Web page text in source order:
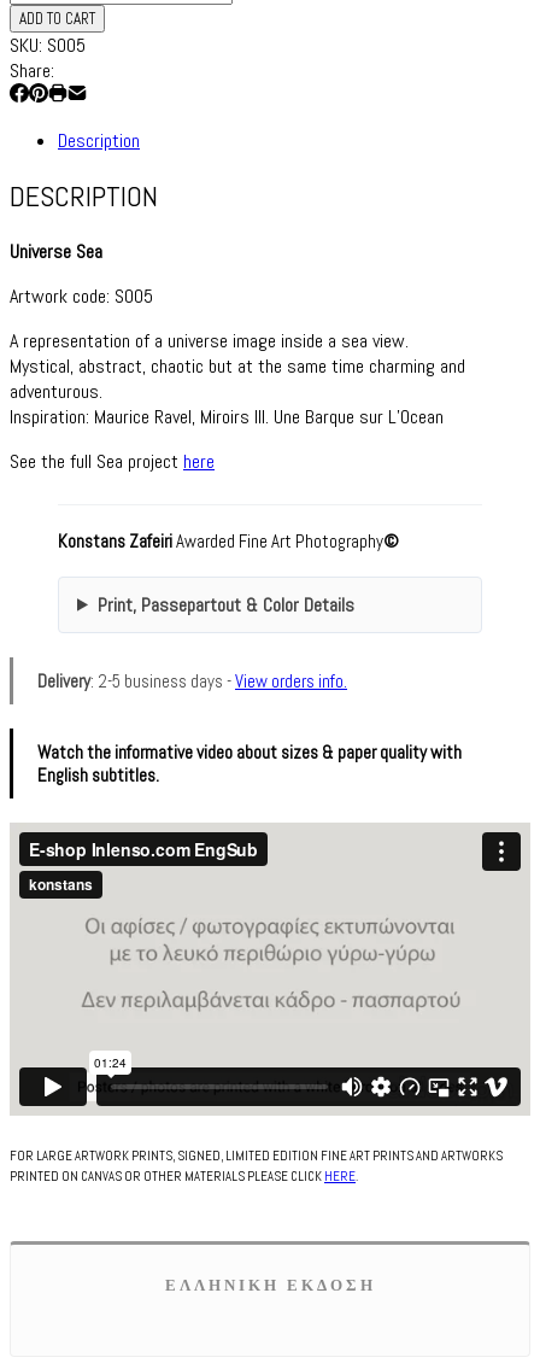
Universe
Sea
quantity
ADD TO CART
SKU: S005
Share:
Description
DESCRIPTION
Universe Sea
Artwork code: S005
A representation of a universe image inside a sea view.
Mystical, abstract, chaotic but at the same time charming and
adventurous.
Inspiration: Maurice Ravel, Miroirs III. Une Barque sur L’Ocean
See the full Sea project here
Konstans ZafeiriAwarded Fine Art Photography©
Print, Passepartout & Color Details
Delivery: 2-5 business days -View orders info.
Watch the informative video about sizes & paper quality with
English subtitles.
FOR LARGE ARTWORK PRINTS, SIGNED, LIMITED EDITION FINE ART PRINTS AND ARTWORKS
PRINTED ON CANVAS OR OTHER MATERIALS PLEASE CLICK HERE
ΕΛΛΗΝΙΚΗ ΕΚΔΟΣΗ